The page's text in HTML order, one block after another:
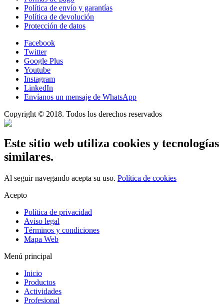
Política de envío y garantías
Política de devolución
Protección de datos
Facebook
Twitter
Google Plus
Youtube
Instagram
LinkedIn
Envíanos un mensaje de WhatsApp
Copyright © 2018. Todos los derechos reservados
Este sitio web utiliza cookies y tecnologías
similares.
Al seguir navegando acepta su uso. Política de cookies
Acepto
Política de privacidad
Aviso legal
Términos y condiciones
Mapa Web
Menú principal
Inicio
Productos
Actividades
Profesional